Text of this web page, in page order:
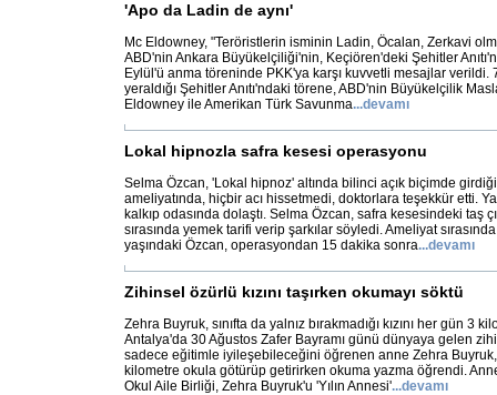
'Apo da Ladin de aynı'
Mc Eldowney, "Teröristlerin isminin Ladin, Öcalan, Zerkavi
ABD'nin Ankara Büyükelçiliği'nin, Keçiören'deki Şehitler
Eylül'ü anma töreninde PKK'ya karşı kuvvetli mesajlar verildi.
yeraldığı Şehitler Anıtı'ndaki törene, ABD'nin Büyükelçilik
Eldowney ile Amerikan Türk Savunma...devamı
Lokal hipnozla safra kesesi operasyonu
Selma Özcan, 'Lokal hipnoz' altında bilinci açık biçimde
ameliyatında, hiçbir acı hissetmedi, doktorlara teşekkür etti.
kalkıp odasında dolaştı. Selma Özcan, safra kesesindeki taş
sırasında yemek tarifi verip şarkılar söyledi. Ameliyat
yaşındaki Özcan, operasyondan 15 dakika sonra...devamı
Zihinsel özürlü kızını taşırken okumayı söktü
Zehra Buyruk, sınıfta da yalnız bırakmadığı kızını her gün 3
Antalya'da 30 Ağustos Zafer Bayramı günü dünyaya gelen
sadece eğitimle iyileşebileceğini öğrenen anne Zehra Buyruk,
kilometre okula götürüp getirirken okuma yazma öğrendi.
Okul Aile Birliği, Zehra Buyruk'u 'Yılın Annesi'...devamı